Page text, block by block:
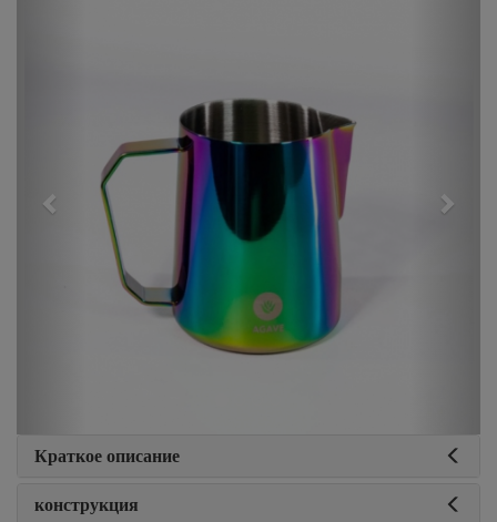
Краткое описание
конструкция